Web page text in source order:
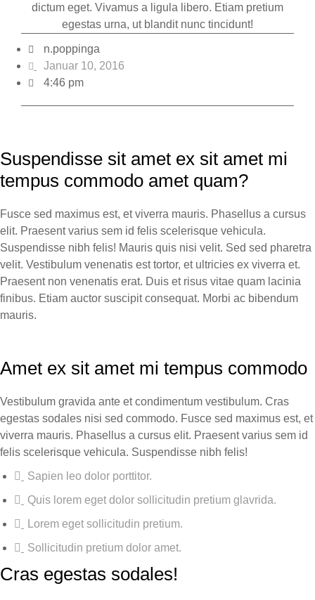
dictum eget. Vivamus a ligula libero. Etiam pretium
egestas urna, ut blandit nunc tincidunt!
n.poppinga
Januar 10, 2016
4:46 pm
Suspendisse sit amet ex sit amet mi
tempus commodo amet quam?
Fusce sed maximus est, et viverra mauris. Phasellus a cursus
elit. Praesent varius sem id felis scelerisque vehicula.
Suspendisse nibh felis! Mauris quis nisi velit. Sed sed pharetra
velit. Vestibulum venenatis est tortor, et ultricies ex viverra et.
Praesent non venenatis erat. Duis et risus vitae quam lacinia
finibus. Etiam auctor suscipit consequat. Morbi ac bibendum
mauris.
Amet ex sit amet mi tempus commodo
Vestibulum gravida ante et condimentum vestibulum. Cras
egestas sodales nisi sed commodo. Fusce sed maximus est, et
viverra mauris. Phasellus a cursus elit. Praesent varius sem id
felis scelerisque vehicula. Suspendisse nibh felis!
Sapien leo dolor porttitor.
Quis lorem eget dolor sollicitudin pretium glavrida.
Lorem eget sollicitudin pretium.
Sollicitudin pretium dolor amet.
Cras egestas sodales!